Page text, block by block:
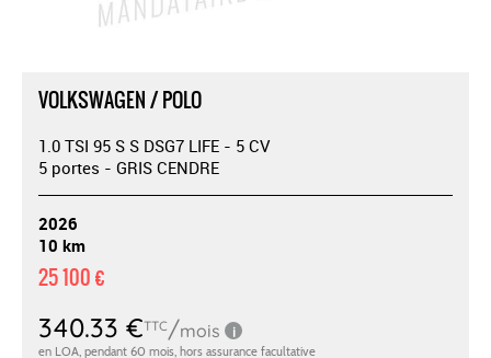
VOLKSWAGEN / POLO
1.0 TSI 95 S S DSG7 LIFE - 5 CV
5 portes - GRIS CENDRE
2026
10 km
25 100 €